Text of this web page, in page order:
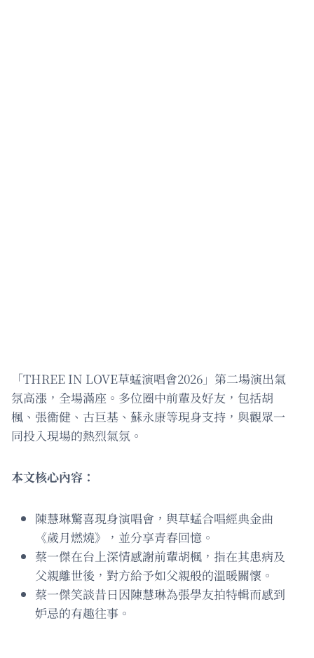
「THREE IN LOVE草蜢演唱會2026」第二場演出氣
氛高漲，全場滿座。多位圈中前輩及好友，包括胡
楓、張衞健、古巨基、蘇永康等現身支持，與觀眾一
同投入現場的熱烈氣氛。
本文核心內容：
陳慧琳驚喜現身演唱會，與草蜢合唱經典金曲
《歲月燃燒》，並分享青春回憶。
蔡一傑在台上深情感謝前輩胡楓，指在其患病及
父親離世後，對方給予如父親般的溫暖關懷。
蔡一傑笑談昔日因陳慧琳為張學友拍特輯而感到
妒忌的有趣往事。